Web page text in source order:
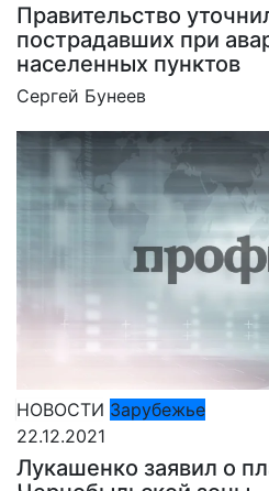
Правительство
пострадавших при
населенных пунктов
Сергей Бунеев
НОВОСТИ Зарубежье
22.12.2021
Лукашенко заявил о